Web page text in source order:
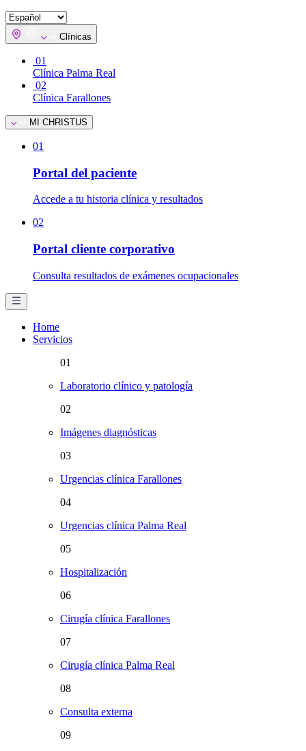
Clínicas
01
Clínica Palma Real
02
Clínica Farallones
MI CHRISTUS
01
Portal del paciente
Accede a tu historia clínica y resultados
02
Portal cliente corporativo
Consulta resultados de exámenes ocupacionales
Home
Servicios
01
Laboratorio clínico y patología
02
Imágenes diagnósticas
03
Urgencias clínica Farallones
04
Urgencias clínica Palma Real
05
Hospitalización
06
Cirugía clínica Farallones
07
Cirugía clínica Palma Real
08
Consulta externa
09